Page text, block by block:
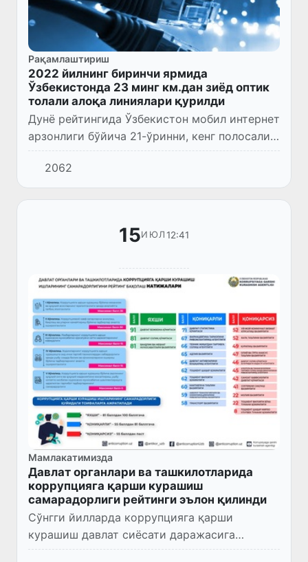
Рақамлаштириш
2022 йилнинг биринчи ярмида
Ўзбекистонда 23 минг км.дан зиёд оптик
толали алоқа линиялари қурилди
Дунё рейтингида Ўзбекистон мобил интернет
арзонлиги бўйича 21-ўринни, кенг полосали
симли интернет арзонлиги бўйича 19-ўринни
эгаллади.
2062
15ИЮЛ 12:41
Мамлакатимизда
Давлат органлари ва ташкилотларида
коррупцияга қарши курашиш
самарадорлиги рейтинги эълон қилинди
Сўнгги йилларда коррупцияга қарши
курашиш давлат сиёсати даражасига
кўтарилди. Шу мақсадда коррупцияга қарши